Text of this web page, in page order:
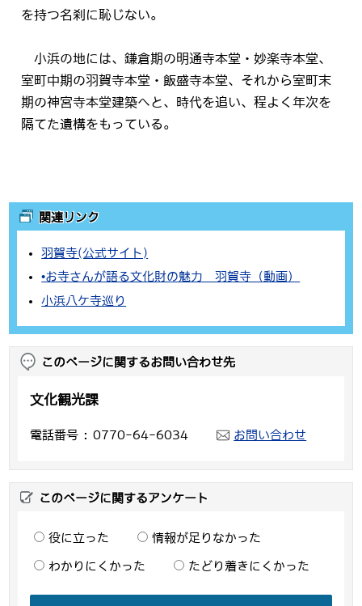
を持つ名刹に恥じない。
小浜の地には、鎌倉期の明通寺本堂・妙楽寺本堂、
室町中期の羽賀寺本堂・飯盛寺本堂、それから室町末
期の神宮寺本堂建築へと、時代を追い、程よく年次を
隔てた遺構をもっている。
関連リンク
羽賀寺(公式サイト)
•お寺さんが語る文化財の魅力 羽賀寺（動画）
小浜八ケ寺巡り
このページに関するお問い合わせ先
文化観光課
電話番号 0770-64-6034 お問い合わせ
このページに関するアンケート
役に立った 情報が足りなかった
わかりにくかった たどり着きにくかった